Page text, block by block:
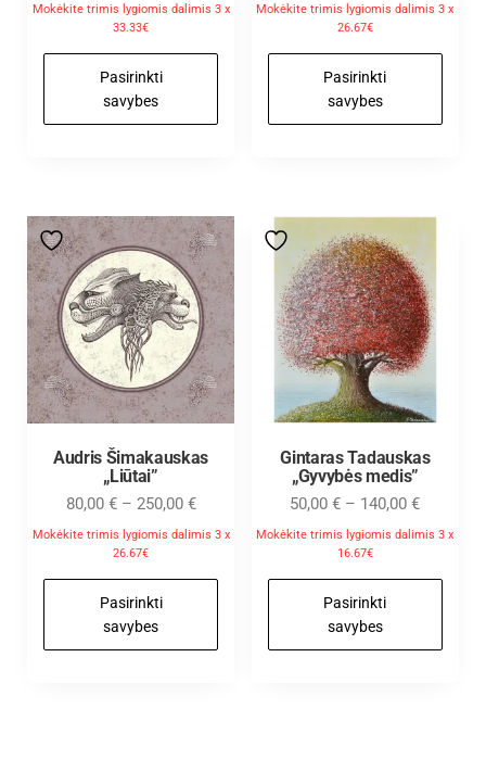
Mokėkite trimis lygiomis dalimis 3 x
33.33€
Pasirinkti
savybes
Mokėkite trimis lygiomis dalimis 3 x
26.67€
Pasirinkti
savybes
Audris Šimakauskas
„Liūtai”
80,00 € – 250,00 €
Mokėkite trimis lygiomis dalimis 3 x
26.67€
Pasirinkti
savybes
Gintaras Tadauskas
„Gyvybės medis”
50,00€ – 140,00€
Mokėkite trimis lygiomis dalimis 3 x
16.67€
Pasirinkti
savybes